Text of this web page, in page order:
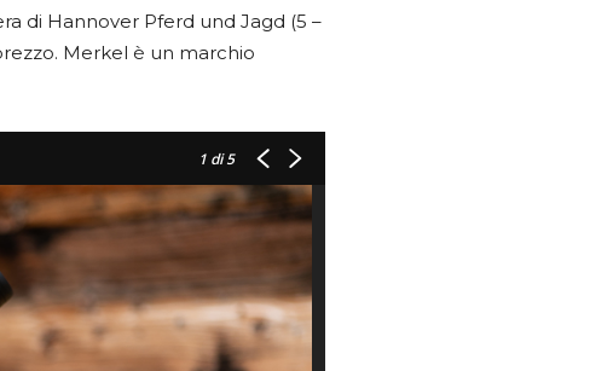
di Hannover Pferd und Jagd (5 –
Merkel è un marchio
1di 5